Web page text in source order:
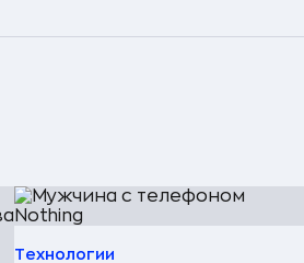
Технологии